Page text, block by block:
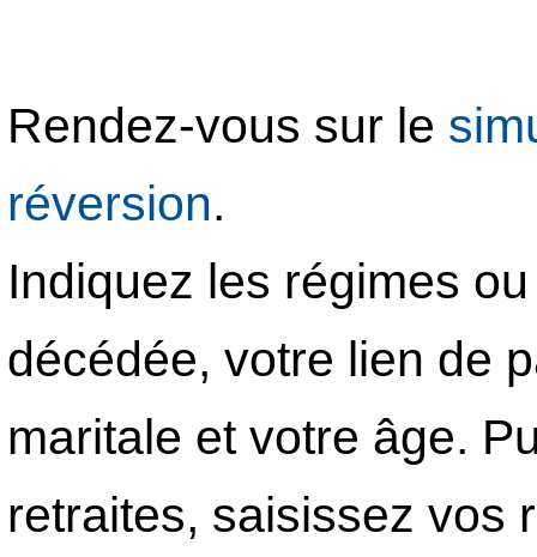
Rendez-vous sur le
réversion.
Indiquez les régimes
décédée, votre lien de
maritale et votre âge.
retraites, saisissez vos